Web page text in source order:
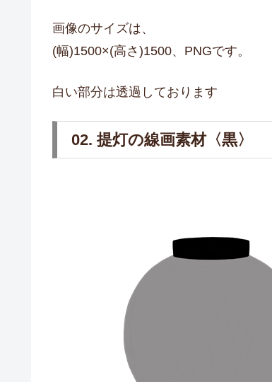
画像のサイズは、
(幅)1500×(高さ)1500、PNGです。
白い部分は透過しております
02. 提灯の線画素材〈黒〉